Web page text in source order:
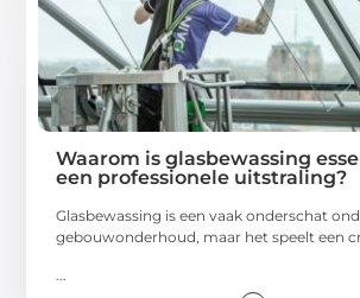
Waarom is glasbewassing
een professionele uitstraling?
Glasbewassing is een vaak onderschat
gebouwonderhoud, maar het speelt een
...